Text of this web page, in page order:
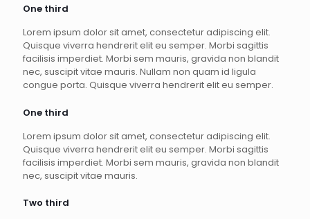
One third
Lorem ipsum dolor sit amet, consectetur adipiscing elit.
Quisque viverra hendrerit elit eu semper. Morbi sagittis
facilisis imperdiet. Morbi sem mauris, gravida non blandit
nec, suscipit vitae mauris. Nullam non quam id ligula
congue porta. Quisque viverra hendrerit elit eu semper.
One third
Lorem ipsum dolor sit amet, consectetur adipiscing elit.
Quisque viverra hendrerit elit eu semper. Morbi sagittis
facilisis imperdiet. Morbi sem mauris, gravida non blandit
nec, suscipit vitae mauris.
Two third